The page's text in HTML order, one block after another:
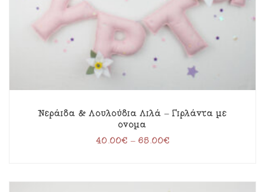
Νεράιδα & Λουλούδια Λιλά – Γιρλάντα με
όνομα
40.00€ – 65.00€